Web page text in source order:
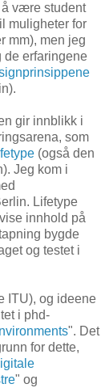
være student
muligheter for
mm), men jeg
de erfaringene
gir innblikk i
som
(også den
Jeg kom i
Lifetype
innhold på
bygde
og testet i
ITU), og ideene
i phd-
". Det
for dette,
" og